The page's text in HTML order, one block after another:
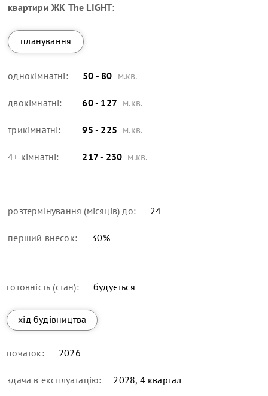
квартири ЖК The LIGHT:
планування
однокімнатні: 50 - 80 м.кв.
двокімнатні: 60 - 127 м.кв.
трикімнатні: 95 - 225 м.кв.
4+ кімнатні: 217 - 230 м.кв.
розтермінування (місяців) до: 24
перший внесок: 30%
готовність (стан): будується
хід будівництва
початок: 2026
здача в експлуатацію: 2028, 4 квартал